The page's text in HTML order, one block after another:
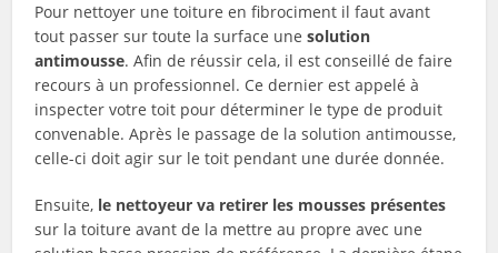
Pour nettoyer une toiture en fibrociment il faut avant
tout passer sur toute la surface unesolution
antimousse. Afin de réussir cela, il est conseillé de faire
recours à un professionnel. Ce dernier est appelé à
inspecter votre toit pour déterminer le type de produit
convenable. Après le passage de la solution antimousse,
celle-ci doit agir sur le toit pendant une durée donnée.
Ensuite, le nettoyeur va retirer les mousses présentes
sur la toiture avant de la mettre au propre avec une